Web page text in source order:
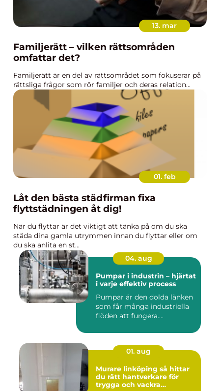
13. mar
Familjerätt – vilken rättsområden
omfattar det?
Familjerätt är en del av rättsområdet som fokuserar på
rättsliga frågor som rör familjer och deras relation...
01. feb
Låt den bästa städfirman fixa
flyttstädningen åt dig!
När du flyttar är det viktigt att tänka på om du ska
städa dina gamla utrymmen innan du flyttar eller om
du ska anlita en st...
04. aug
Pumpar i industrin – hjärtat
i varje effektiv process
Pumpar är den dolda länken
som får många industriella
flöden att fungera....
01. aug
Murare linköping så hittar
du rätt hantverkare för
trygga och vackra